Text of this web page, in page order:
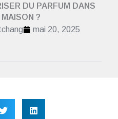
DU PARFUM DANS
MAISON ?
mai 20, 2025